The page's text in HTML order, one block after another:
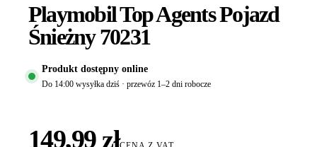
Playmobil Top Agents Pojazd
Śnieżny 70231
Produkt dostępny online
Do 14:00 wysyłka dziś · przewóz 1–2 dni robocze
149,99 zł